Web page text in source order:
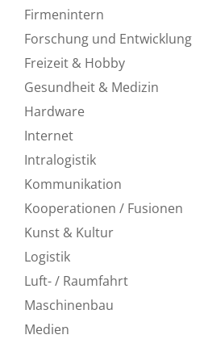
Firmenintern
Forschung und Entwicklung
Freizeit & Hobby
Gesundheit & Medizin
Hardware
Internet
Intralogistik
Kommunikation
Kooperationen / Fusionen
Kunst & Kultur
Logistik
Luft- / Raumfahrt
Maschinenbau
Medien